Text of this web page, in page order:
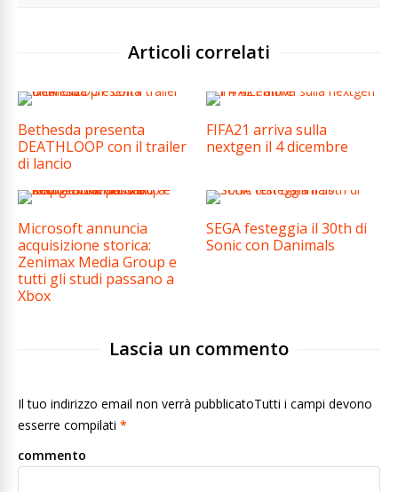
Articoli correlati
Bethesda presenta
DEATHLOOP con il trailer
di lancio
FIFA21 arriva sulla
nextgen il 4 dicembre
Microsoft annuncia
acquisizione storica:
Zenimax Media Group e
tutti gli studi passano a
Xbox
SEGA festeggia il 30th di
Sonic con Danimals
Lascia un commento
Il tuo indirizzo email non verrà pubblicatoTutti i campi devono
esserre compilati *
commento